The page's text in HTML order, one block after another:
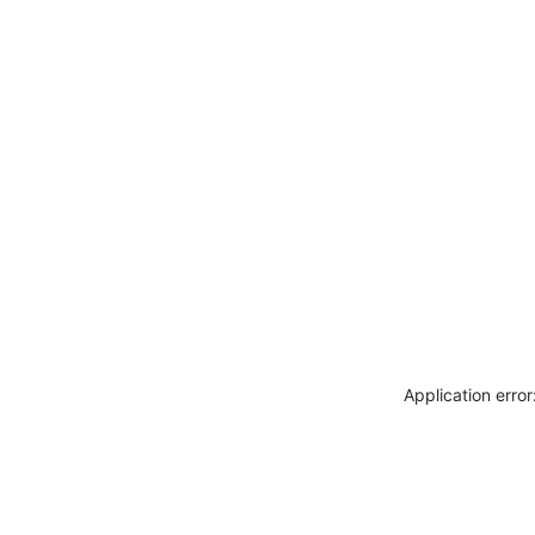
Application